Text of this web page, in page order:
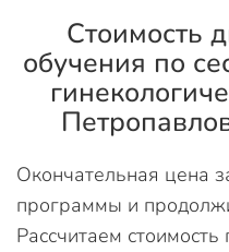
Стоимость
обучения по
Окончательная цена
программы и
Рассчитаем стоимость